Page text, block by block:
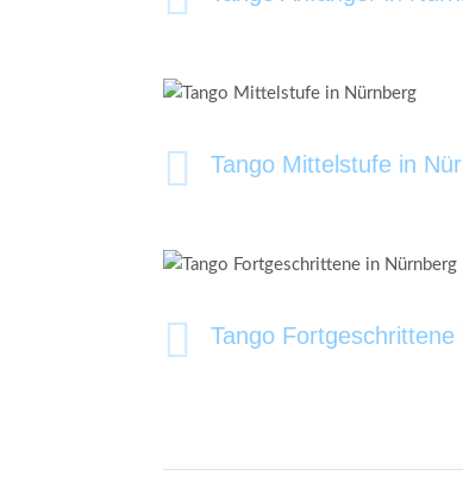
Tango Mittelstufe in
Tango Fortgeschrittene